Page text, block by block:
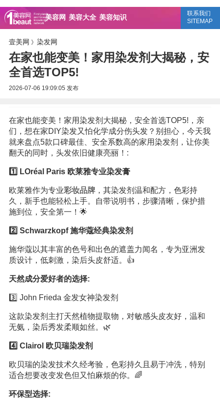
美容网 美容大全 美容知识
联系我们
SITEMAP
壹美网 》 染发网
在家也能变美！家用染发剂大揭秘，安
全首选TOP5!
2026-07-06 19:09:05 发布
在家也能变美！家用染发剂大揭秘，安全首选TOP5!，亲
们，想在家DIY染发又怕化学成分伤头发？别担心，今天我
就来盘点5款口碑最佳、安全系数高的家用染发剂，让你美
翻天的同时，头发依旧健康亮丽！:
1️⃣ LOréal Paris 欧莱雅专业染发膏
欧莱雅作为专业彩妆品牌，其染发剂温和配方，色彩持
久，新手也能轻松上手。自带说明书，步骤清晰，保护措
施到位，安全第一！🌟
2️⃣ Schwarzkopf 施华蔻经典染发剂
施华蔻以其丰富的色号和出色的遮盖力闻名，专为亚洲发
质设计，低刺激，染后头皮舒适。👍
天然成分爱好者的选择:
3️⃣ John Frieda 金发女神染发剂
这款染发剂主打天然植物提取物，对敏感头皮友好，温和
无氨，染后秀发柔顺如丝。🌿
4️⃣ Clairol 欧贝瑞染发剂
欧贝瑞的染发技术久经考验，色彩持久且易于冲洗，特别
适合想要改变发色但又怕麻烦的你。🌈
环保型选择: